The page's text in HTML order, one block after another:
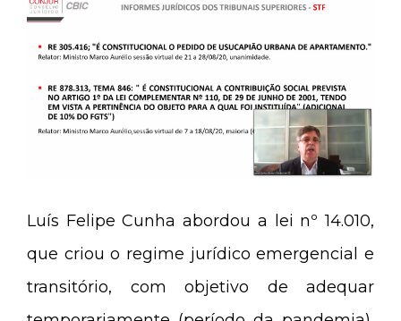
Luís Felipe Cunha abordou a lei nº 14.010,
que criou o regime jurídico emergencial e
transitório, com objetivo de adequar